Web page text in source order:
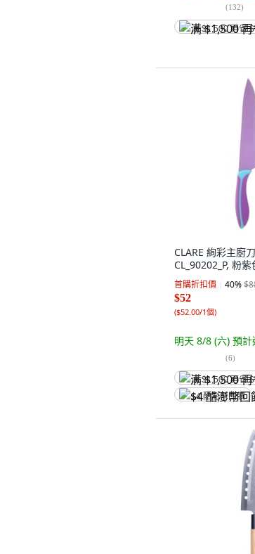
(132)
满 $1,500 再省
CLARE 絢彩主廚
CL_90202_P, 粉
首購折扣價 40%
$52
($52.00/1個)
明天 8/8 (六) 預計
(6)
满 $1,500 再省
$4 酷澎幣回饋